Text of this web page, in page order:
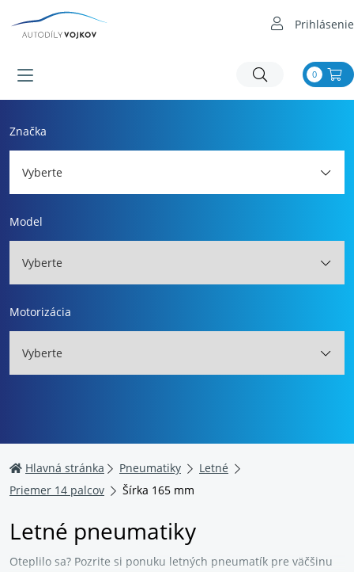
Prihlásenie
0
Značka
Vyberte
Model
Vyberte
Motorizácia
Vyberte
Hlavná stránka Pneumatiky
Letné
Priemer 14 palcov
Šírka 165 mm
Letné pneumatiky
Oteplilo sa? Pozrite si ponuku letných pneumatík pre väčšinu